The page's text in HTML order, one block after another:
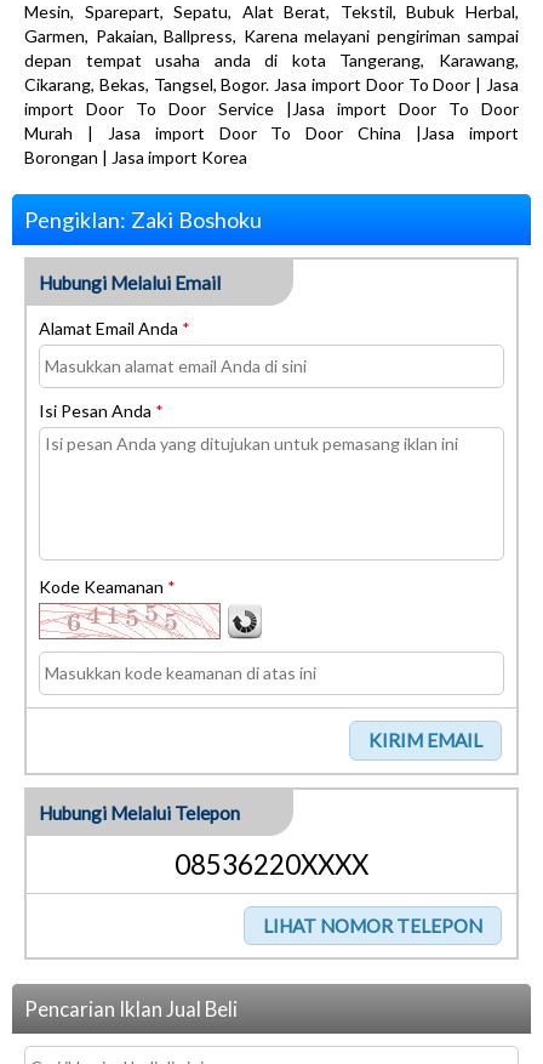
Mesin, Sparepart, Sepatu, Alat Berat, Tekstil, Bubuk Herbal,
Garmen, Pakaian, Ballpress, Karena melayani pengiriman sampai
depan tempat usaha anda di kota Tangerang, Karawang,
Cikarang, Bekas, Tangsel, Bogor. Jasa import Door To Door | Jasa
import Door To Door Service |Jasa import Door To Door
Murah | Jasa import Door To Door China |Jasa import
Borongan | Jasa import Korea
Pengiklan: Zaki Boshoku
Hubungi Melalui Email
Alamat Email Anda *
Isi Pesan Anda *
Kode Keamanan *
Hubungi Melalui Telepon
08536220XXXX
Pencarian Iklan Jual Beli